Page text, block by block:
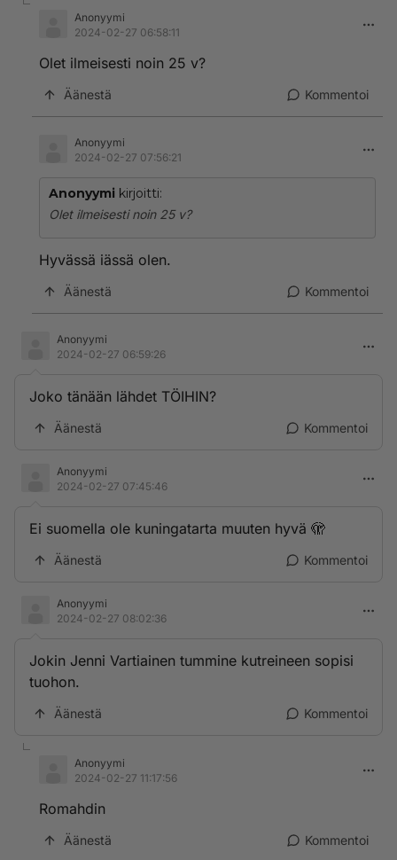
Anonyymi
2024-02-27 06:58:11
Olet ilmeisesti noin 25 v?
Äänestä Kommentoi
Anonyymi
2024-02-27 07:56:21
Anonyymi kirjoitti:
Olet ilmeisesti noin 25 v?
Hyvässä iässä olen.
Äänestä Kommentoi
Anonyymi
2024-02-27 06:59:26
Joko tänään lähdet TÖIHIN?
Äänestä Kommentoi
Anonyymi
2024-02-27 07:45:46
Ei suomella ole kuningatarta muuten hyvä 🫣
Äänestä Kommentoi
Anonyymi
2024-02-27 08:02:36
Jokin Jenni Vartiainen tummine kutreineen sopisi
tuohon.
Äänestä Kommentoi
Anonyymi
2024-02-27 11:17:56
Romahdin
Äänestä Kommentoi